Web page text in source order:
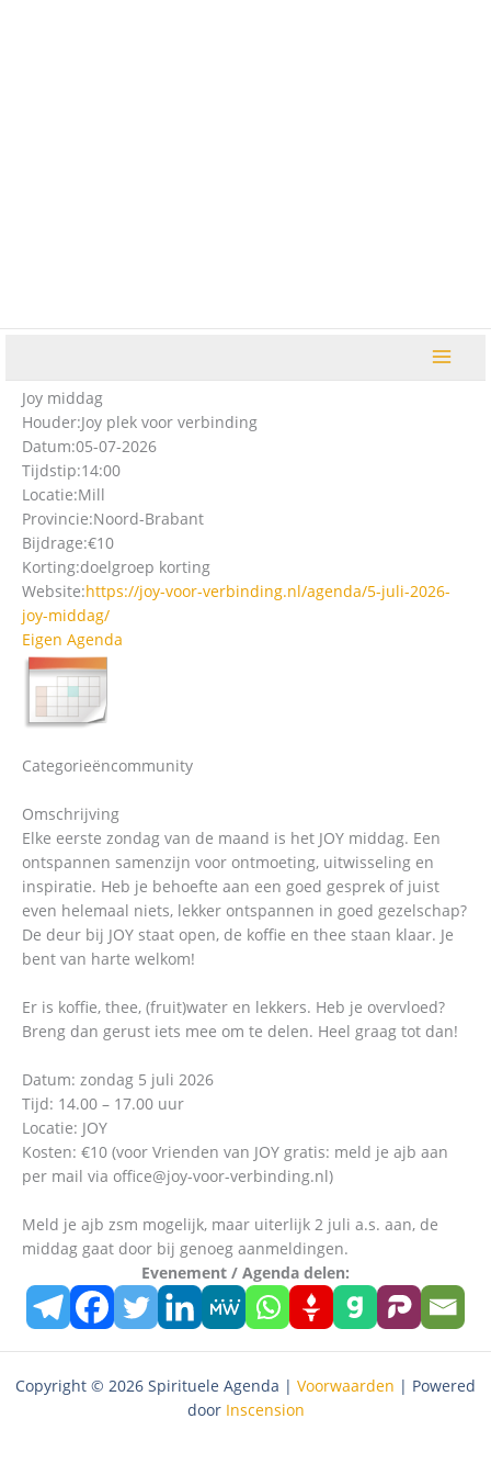
Joy middag
Houder:Joy plek voor verbinding
Datum:05-07-2026
Tijdstip:14:00
Locatie:Mill
Provincie:Noord-Brabant
Bijdrage:€10
Korting:doelgroep korting
Website:https://joy-voor-verbinding.nl/agenda/5-juli-2026-
joy-middag/
Eigen Agenda
Categorieëncommunity
Omschrijving
Elke eerste zondag van de maand is het JOY middag. Een
ontspannen samenzijn voor ontmoeting, uitwisseling en
inspiratie. Heb je behoefte aan een goed gesprek of juist
even helemaal niets, lekker ontspannen in goed gezelschap?
De deur bij JOY staat open, de koffie en thee staan klaar. Je
bent van harte welkom!
Er is koffie, thee, (fruit)water en lekkers. Heb je overvloed?
Breng dan gerust iets mee om te delen. Heel graag tot dan!
Datum: zondag 5 juli 2026
Tijd: 14.00 – 17.00 uur
Locatie: JOY
Kosten: €10 (voor Vrienden van JOY gratis: meld je ajb aan
per mail via office@joy-voor-verbinding.nl)
Meld je ajb zsm mogelijk, maar uiterlijk 2 juli a.s. aan, de
middag gaat door bij genoeg aanmeldingen.
Evenement / Agenda delen:
Copyright © 2026 Spirituele Agenda | Voorwaarden | Powered
door Inscension